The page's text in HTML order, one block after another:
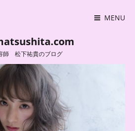
MENU
師 松下祐貴のブログ